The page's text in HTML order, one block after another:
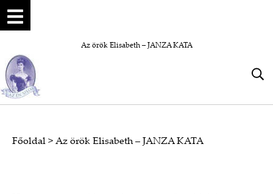
Az örök Elisabeth – JANZA KATA
Főoldal > Az örök Elisabeth – JANZA KATA